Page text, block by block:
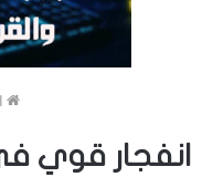
انفجار قوي